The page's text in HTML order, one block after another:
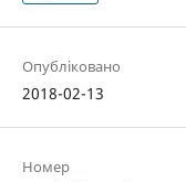
Опубліковано
2018-02-13
Номер